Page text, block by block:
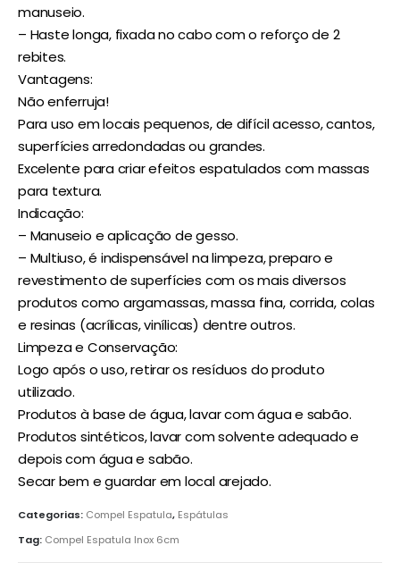
manuseio.
– Haste longa, fixada no cabo com o reforço de 2
rebites.
Vantagens:
Não enferruja!
Para uso em locais pequenos, de difícil acesso, cantos,
superfícies arredondadas ou grandes.
Excelente para criar efeitos espatulados com massas
para textura.
Indicação:
– Manuseio e aplicação de gesso.
– Multiuso, é indispensável na limpeza, preparo e
revestimento de superfícies com os mais diversos
produtos como argamassas, massa fina, corrida, colas
e resinas (acrílicas, vinílicas) dentre outros.
Limpeza e Conservação:
Logo após o uso, retirar os resíduos do produto
utilizado.
Produtos à base de água, lavar com água e sabão.
Produtos sintéticos, lavar com solvente adequado e
depois com água e sabão.
Secar bem e guardar em local arejado.
Categorias: Compel Espatula, Espátulas
Tag: Compel Espatula Inox 6cm